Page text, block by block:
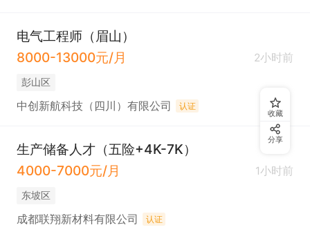
电气工程师（眉山）
8000-13000元/月
2小时前
彭山区
中创新航科技（四川）有限公司 认证
生产储备人才（五险+4K-7K）
4000-7000元/月
1小时前
东坡区
成都联翔新材料有限公司 认证
收藏
分享